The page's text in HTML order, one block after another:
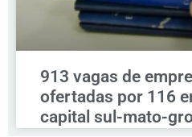
913 vagas de
ofertadas por 116
capital sul-mato-